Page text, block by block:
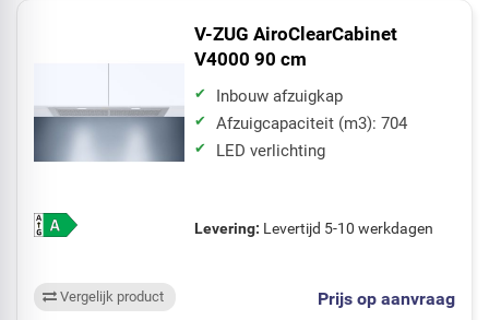
V-ZUG AiroClearCabinet
V4000 90 cm
Inbouw afzuigkap
Afzuigcapaciteit (m3): 704
LED verlichting
Levering: Levertijd 5-10 werkdagen
Prijs op aanvraag
Vergelijk product